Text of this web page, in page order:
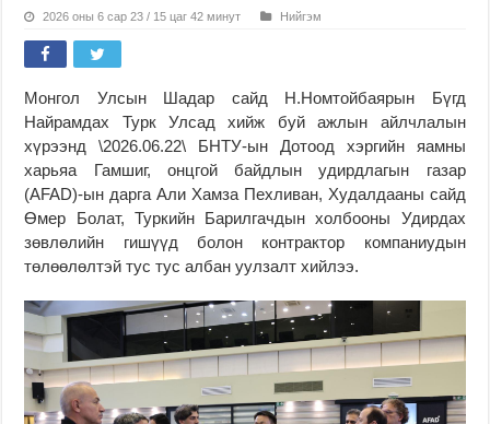
2026 оны 6 сар 23 / 15 цаг 42 минут Нийгэм
Монгол Улсын Шадар сайд Н.Номтойбаярын Бүгд
Найрамдах Турк Улсад хийж буй ажлын айлчлалын
хүрээнд \2026.06.22\ БНТУ-ын Дотоод хэргийн яамны
харьяа Гамшиг, онцгой байдлын удирдлагын газар
(AFAD)-ын дарга Али Хамза Пехливан, Худалдааны сайд
Өмер Болат, Туркийн Барилгачдын холбооны Удирдах
зөвлөлийн гишүүд болон контрактор компаниудын
төлөөлөлтэй тус тус албан уулзалт хийлээ.